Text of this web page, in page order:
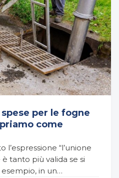
per le fogne
come
“l’unione
tanto più valida se si
in un